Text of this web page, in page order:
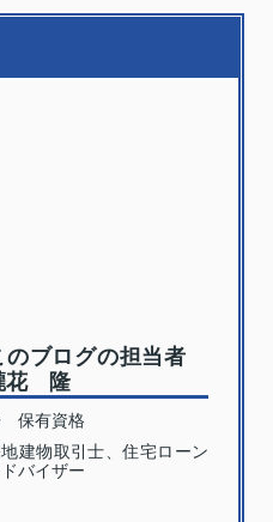
のブログの担当者
花 隆
有資格
建物取引士、住宅ローン
バイザー